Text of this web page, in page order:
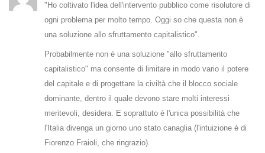
"Ho coltivato l'idea dell'intervento pubblico come risolutore di
ogni problema per molto tempo. Oggi so che questa non è
una soluzione allo sfruttamento capitalistico".
Probabilmente non è una soluzione "allo sfruttamento
capitalistico" ma consente di limitare in modo vario il potere
del capitale e di progettare la civiltà che il blocco sociale
dominante, dentro il quale devono stare molti interessi
meritevoli, desidera. E soprattuto è l'unica possibilità che
l'Italia divenga un giorno uno stato canaglia (l'intuizione è di
Fiorenzo Fraioli, che ringrazio).